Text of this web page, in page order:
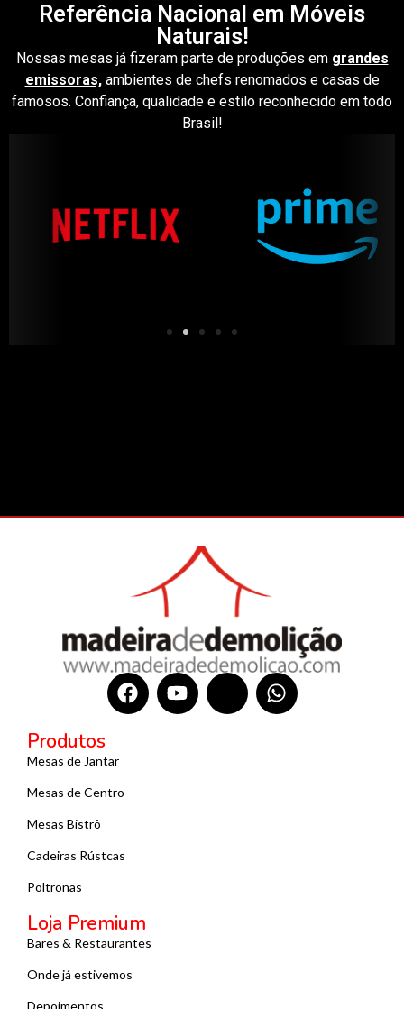
Referência Nacional em Móveis
Naturais!
Nossas mesas já fizeram parte de produções em grandes
emissoras,ambientes de chefs renomados e casas de
famosos. Confiança, qualidade e estilo reconhecido em todo
Brasil!
Produtos
Mesas de Jantar
Mesas de Centro
Mesas Bistrô
Cadeiras Rústcas
Poltronas
Loja Premium
Bares & Restaurantes
Onde já estivemos
Depoimentos